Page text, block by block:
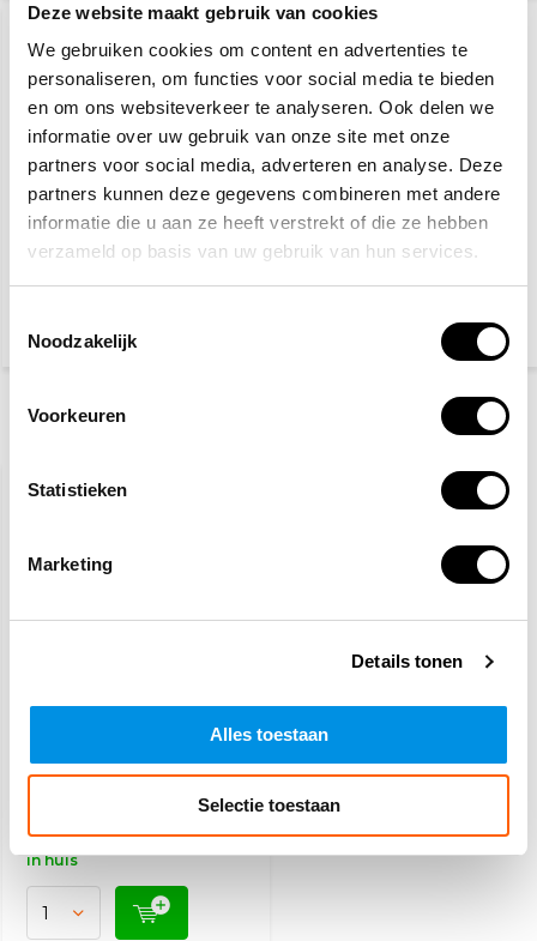
Deze website maakt gebruik van cookies
We gebruiken cookies om content en advertenties te
personaliseren, om functies voor social media te bieden
en om ons websiteverkeer te analyseren. Ook delen we
informatie over uw gebruik van onze site met onze
partners voor social media, adverteren en analyse. Deze
partners kunnen deze gegevens combineren met andere
informatie die u aan ze heeft verstrekt of die ze hebben
verzameld op basis van uw gebruik van hun services.
Noodzakelijk
Voorkeuren
Statistieken
Marketing
Details tonen
Alles toestaan
Selectie toestaan
Burnshield
brandwonden kompres
10 x 10 cm
(5,56 Incl. btw)
Vluchtladder 5 Meter
Schuimblusser en
AANBIEDING
Vandaag besteld, dinsdag
in huis